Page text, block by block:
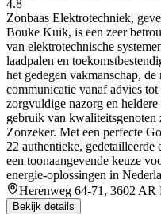
4.8
Zonbaas Elektrotechniek,
Bouke Kuik, is een zeer
van elektrotechnische
laadpalen en
het gedegen vakmanschap,
communicatie vanaf advies
zorgvuldige nazorg en
gebruik van
Zonzeker. Met een perfecte
22 authentieke,
een toonaangevende keuze
energie-oplossingen in
Herenweg 64-71, 3602 AR
Bekijk details